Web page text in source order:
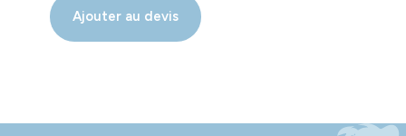
Ajouter au devis